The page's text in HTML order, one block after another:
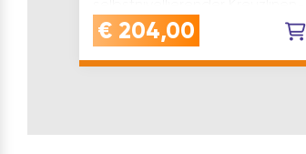
Laser mit ±0,3 mm/m
Genauigkeit für exakte
horizontale und vertikale
€ 204,00